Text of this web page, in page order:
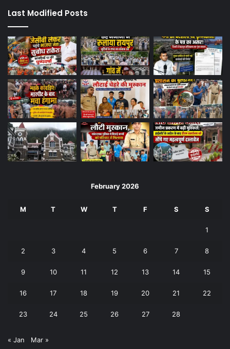
Last Modified Posts
February 2026
M T W T F S S
1
2 3 4 5 6 7 8
9 10 11 12 13 14 15
16 17 18 19 20 21 22
23 24 25 26 27 28
« Jan Mar »